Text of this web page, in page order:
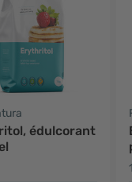
édulcorant